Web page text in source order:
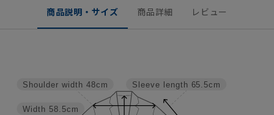
商品説明・サイズ 商品詳細 レビュー
Sleeve length 65.5cm
Width 58.5cm
Shoulder width 48cm